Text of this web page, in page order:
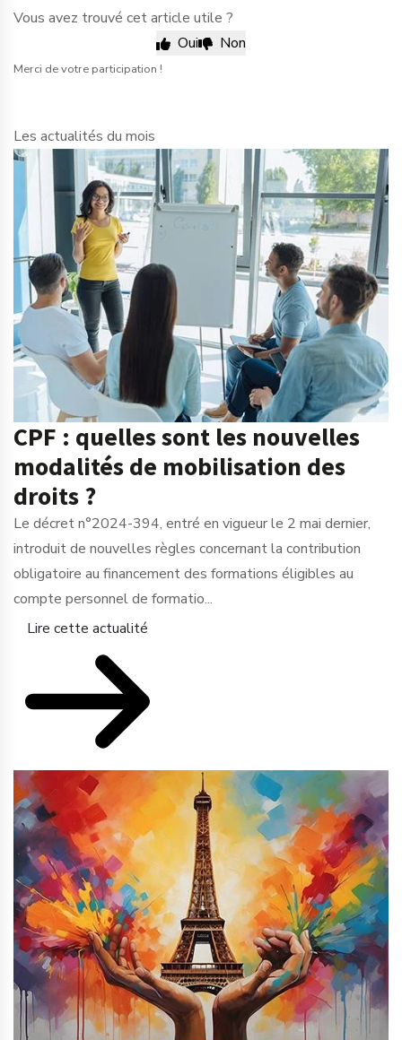
Vous avez trouvé cet article utile ?
Oui
Non
Merci de votre participation !
Les actualités du mois
CPF : quelles sont les nouvelles
modalités de mobilisation des
droits ?
Le décret n°2024-394, entré en vigueur le 2 mai dernier,
introduit de nouvelles règles concernant la contribution
obligatoire au financement des formations éligibles au
compte personnel de formatio...
Lire cette actualité